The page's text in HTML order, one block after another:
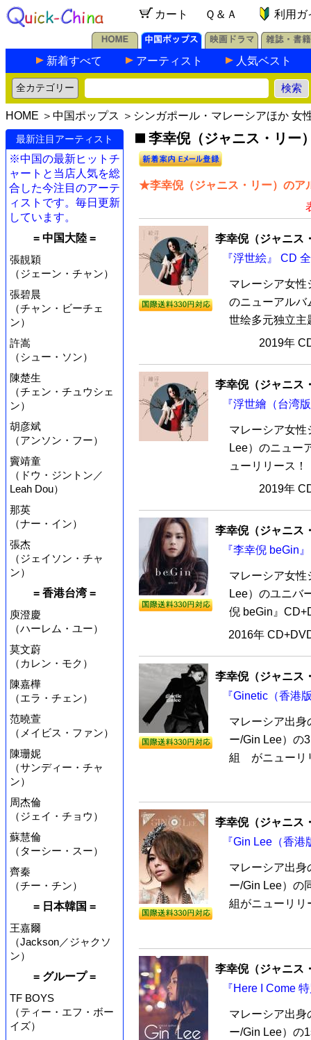
カート Ｑ＆Ａ 利用ガ
新着すべて アーティスト 人気ベスト
HOME ＞ 中国ポップス ＞ シンガポール・マレーシアほか 女
最新注目アーティスト
※中国の最新ヒットチ
ャートと当店人気を総
合した今注目のアーテ
ィストです。毎日更新
しています。
= 中国大陸 =
張靚穎
（ジェーン・チャン）
張碧晨
（チャン・ビーチェ
ン）
許嵩
（シュー・ソン）
陳楚生
（チェン・チュウシェ
ン）
胡彦斌
（アンソン・フー）
竇靖童
（ドウ・ジントン／
Leah Dou）
那英
（ナー・イン）
張杰
（ジェイソン・チャ
ン）
= 香港台湾 =
庾澄慶
（ハーレム・ユー）
莫文蔚
（カレン・モク）
陳嘉樺
（エラ・チェン）
范曉萱
（メイビス・ファン）
陳珊妮
（サンディー・チャ
ン）
周杰倫
（ジェイ・チョウ）
蘇慧倫
（ターシー・スー）
齊秦
（チー・チン）
= 日本韓国 =
王嘉爾
（Jackson／ジャクソ
ン）
= グループ =
TF BOYS
（ティー・エフ・ボー
イズ）
李幸倪（ジャニス・リー
★李幸倪（ジャニス・リー）のア
李幸倪（ジャニス
『浮世絵』 CD
マレーシア女性
のニューアルバ
世绘多元独立主
2019年
李幸倪（ジャニス
『浮世繪（台湾
マレーシア女性
Lee）のニュー
ューリリース
2019年
李幸倪（ジャニス
『李幸倪 beGin
マレーシア女性
Lee）のユニバ
倪 beGin』
2016年
李幸倪（ジャニス
『Ginetic（香港
マレーシア出身
ー/Gin Lee）の
組 がニューリ
李幸倪（ジャニス
『Gin Lee（香
マレーシア出身
ー/Gin Lee）の
組がニューリリ
李幸倪（ジャニス
『Here I Come
マレーシア出身
ー/Gin Lee）の